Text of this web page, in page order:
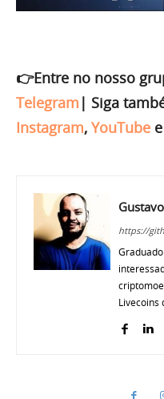
👉Entre no nosso
Telegram | Siga
Instagram, YouTube e
https://
Livecoins